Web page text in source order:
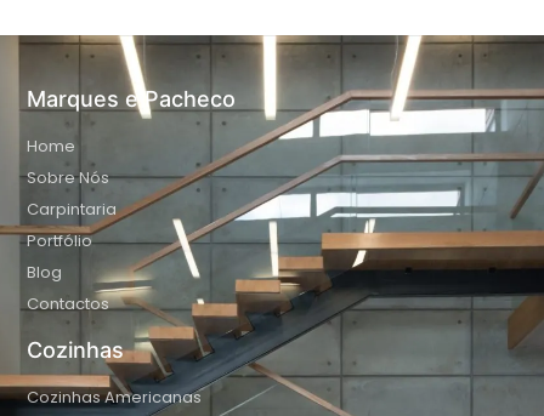
Marques e Pacheco
Home
Sobre Nós
Carpintaria
Portfólio
Blog
Contactos
Cozinhas
Cozinhas Americanas